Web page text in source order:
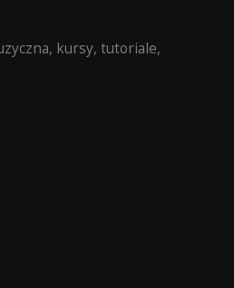
kursy, tutoriale,